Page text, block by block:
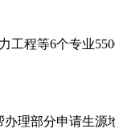
程等6个专业
理部分申请生源